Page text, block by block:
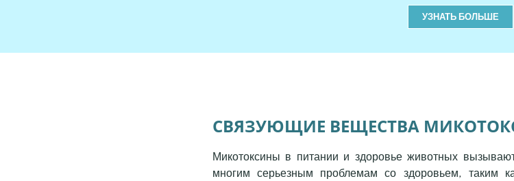
УЗНАТЬ БОЛЬШЕ
СВЯЗУЮЩИЕ ВЕЩЕСТВА
Микотоксины в питании и здоровье животных
многим серьезным проблемам со здоровьем, таким